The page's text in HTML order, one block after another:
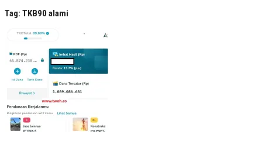
Tag: TKB90 alami